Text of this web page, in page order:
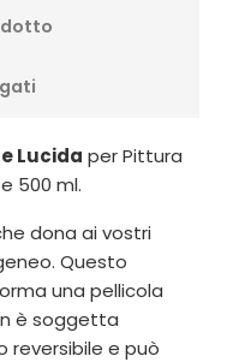
Lucida per Pittura
500 ml.
dona ai vostri
Questo
una pellicola
è soggetta
reversibile e può